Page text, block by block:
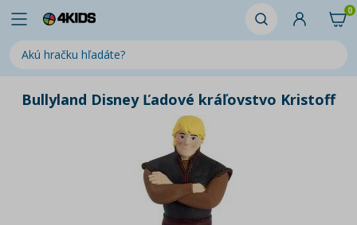
0
Bullyland Disney Ľadové kráľovstvo Kristoff